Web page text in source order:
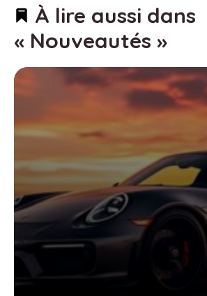
À lire aussi dans
« Nouveautés »